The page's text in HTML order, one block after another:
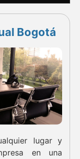
Bogotá
lugar y
en una